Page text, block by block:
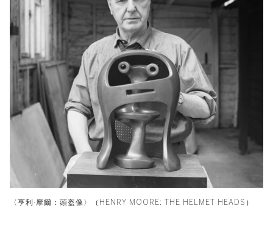
〈亨利·摩爾：頭盔像〉（HENRY MOORE: THE HELMET HEADS）